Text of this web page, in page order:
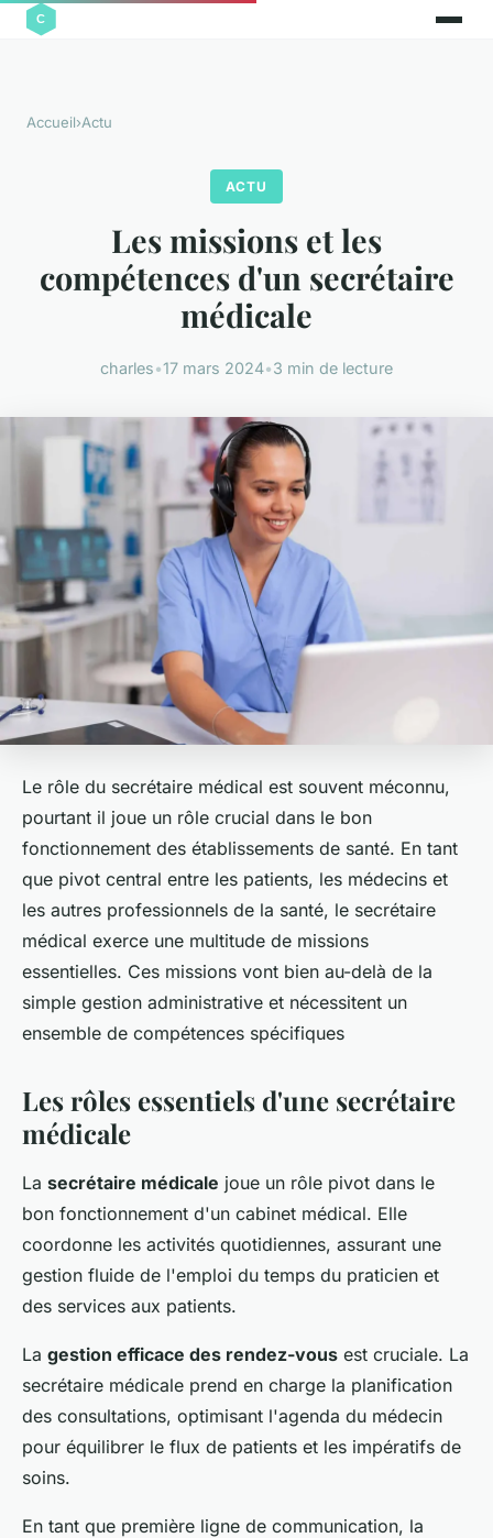
Accueil›Actu
ACTU
Les missions et les
compétences d'un secrétaire
médicale
charles•17 mars 2024•3 min de lecture
Le rôle du secrétaire médical est souvent méconnu,
pourtant il joue un rôle crucial dans le bon
fonctionnement des établissements de santé. En tant
que pivot central entre les patients, les médecins et
les autres professionnels de la santé, le secrétaire
médical exerce une multitude de missions
essentielles. Ces missions vont bien au-delà de la
simple gestion administrative et nécessitent un
ensemble de compétences spécifiques
Les rôles essentiels d'une secrétaire
médicale
La secrétaire médicale joue un rôle pivot dans le
bon fonctionnement d'un cabinet médical. Elle
coordonne les activités quotidiennes, assurant une
gestion fluide de l'emploi du temps du praticien et
des services aux patients.
La gestion efficace des rendez-vous est cruciale. La
secrétaire médicale prend en charge la planification
des consultations, optimisant l'agenda du médecin
pour équilibrer le flux de patients et les impératifs de
soins.
En tant que première ligne de communication, la